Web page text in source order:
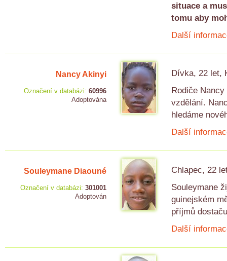
situace a
tomu aby
Další
Nancy Akinyi
Označení v databázi: 60996
Adoptována
Dívka, 22 let,
Rodiče
vzdělání.
hledáme
Další
Souleymane Diaouné
Označení v databázi: 301001
Adoptován
Chlapec, 22
Souleymane
guinejském
příjmů
Další